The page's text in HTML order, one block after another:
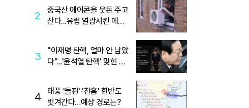
2
중국산 에어콘을 웃돈 주고
산다...유럽 열광시킨 메이
3
"이재명 탄핵, 얼마 안 남았
다"...'윤석열 탄핵' 맞힌 무
4
태풍 '돌핀'·'찬홈' 한반도
빗겨간다…예상 경로는?